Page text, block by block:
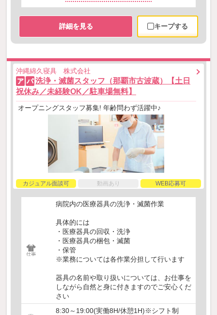
詳細を見る キープする
沖縄綿久寝具 株式会社
ア パ 洗浄・滅菌スタッフ（那覇市古波蔵）【土日
祝休み／未経験OK／駐車場無料】
オープニングスタッフ募集! 年齢問わず活躍中♪
カジュアル面談可 動画あり WEB応募可
病院内の医療器具の洗浄・滅菌作業
具体的には
・医療器具の回収・洗浄
・医療器具の梱包・滅菌
・保管
※業務については各作業分担して行います
器具の名前や取り扱いについては、お仕事を
しながら自然と身に付きますのでご安心くだ
さい
8:30～19:00(実働8H/休憩1H)※シフト制